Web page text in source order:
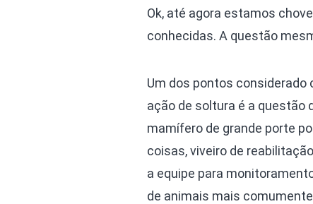
Ok, até agora estamos
conhecidas. A questão
Um dos pontos
ação de soltura é a questão
mamífero de grande porte
coisas, viveiro de
a equipe para
de animais mais